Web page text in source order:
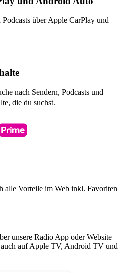
über Apple CarPlay und
nach Sendern, Podcasts und
die du suchst.
alle Vorteile im Web inkl. Favoriten
unsere Radio App oder Website
auf Apple TV, Android TV und